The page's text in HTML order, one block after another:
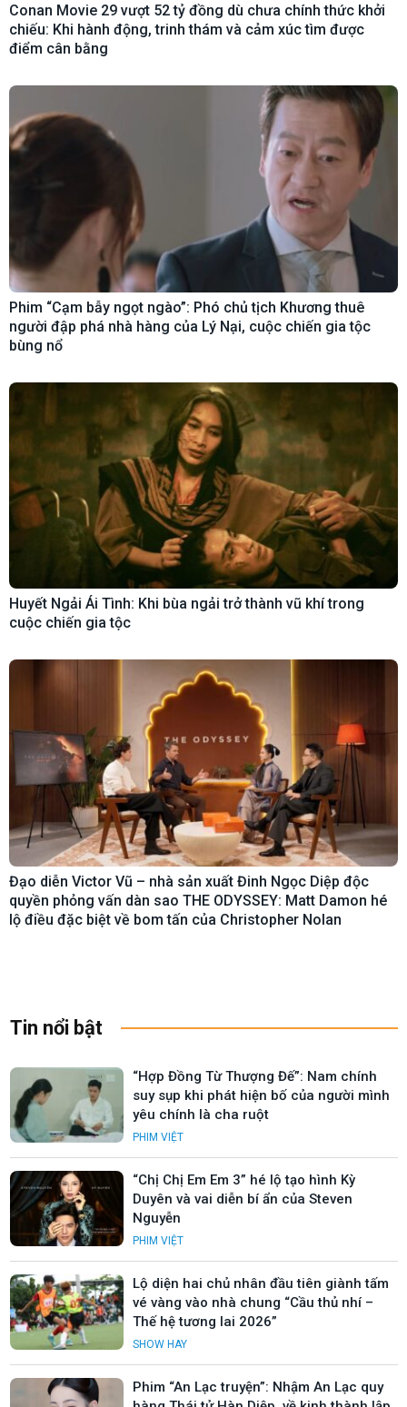
Conan Movie 29 vượt 52 tỷ đồng dù chưa chính thức khởi
chiếu: Khi hành động, trinh thám và cảm xúc tìm được
điểm cân bằng
Phim “Cạm bẫy ngọt ngào”: Phó chủ tịch Khương thuê
người đập phá nhà hàng của Lý Nại, cuộc chiến gia tộc
bùng nổ
Huyết Ngải Ái Tình: Khi bùa ngải trở thành vũ khí trong
cuộc chiến gia tộc
Đạo diễn Victor Vũ – nhà sản xuất Đinh Ngọc Diệp độc
quyền phỏng vấn dàn sao THE ODYSSEY: Matt Damon hé
lộ điều đặc biệt về bom tấn của Christopher Nolan
Tin nổi bật
“Hợp Đồng Từ Thượng Đế”: Nam chính
suy sụp khi phát hiện bố của người mình
yêu chính là cha ruột
PHIM VIỆT
“Chị Chị Em Em 3” hé lộ tạo hình Kỳ
Duyên và vai diễn bí ẩn của Steven
Nguyễn
PHIM VIỆT
Lộ diện hai chủ nhân đầu tiên giành tấm
vé vàng vào nhà chung “Cầu thủ nhí –
Thế hệ tương lai 2026”
SHOW HAY
Phim “An Lạc truyện”: Nhậm An Lạc quy